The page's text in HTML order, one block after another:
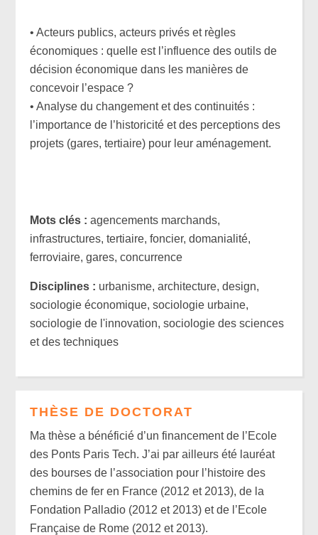
• Acteurs publics, acteurs privés et règles
économiques : quelle est l’influence des outils de
décision économique dans les manières de
concevoir l’espace ?
• Analyse du changement et des continuités :
l’importance de l’historicité et des perceptions des
projets (gares, tertiaire) pour leur aménagement.
Mots clés : agencements marchands,
infrastructures, tertiaire, foncier, domanialité,
ferroviaire, gares, concurrence
Disciplines : urbanisme, architecture, design,
sociologie économique, sociologie urbaine,
sociologie de l'innovation, sociologie des sciences
et des techniques
THÈSE DE DOCTORAT
Ma thèse a bénéficié d’un financement de l’Ecole
des Ponts Paris Tech. J’ai par ailleurs été lauréat
des bourses de l’association pour l’histoire des
chemins de fer en France (2012 et 2013), de la
Fondation Palladio (2012 et 2013) et de l’Ecole
Française de Rome (2012 et 2013).